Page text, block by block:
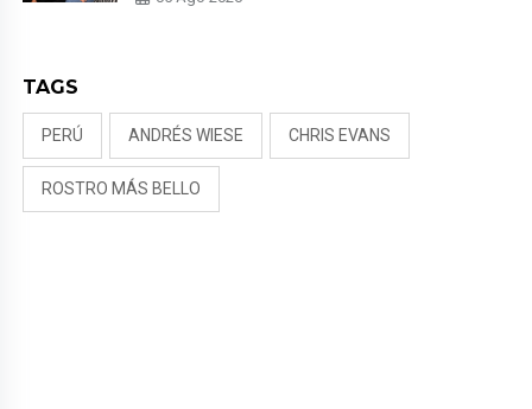
PUDO MÁS”
TAGS
PERÚ ANDRÉS WIESE CHRIS EVANS
ROSTRO MÁS BELLO